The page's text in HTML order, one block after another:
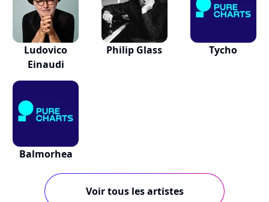
Ludovico
Einaudi
Philip Glass Tycho
Balmorhea
Voir tous les artistes